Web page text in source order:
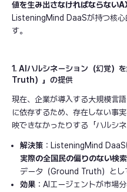
値を生み出さなければならない
ListeningMind DaaSが持つ核心
す。
1. AIハルシネーション（幻覚）
Truth）」の提供
現在、企業が導入する大規模言
に依存するため、存在しない事
映できなかったりする「ハルシ
解決策 ：ListeningMind DaaS
実際の全国民の偏りのない検
データ（Ground Truth）とし
効果 ：AIエージェントが市場